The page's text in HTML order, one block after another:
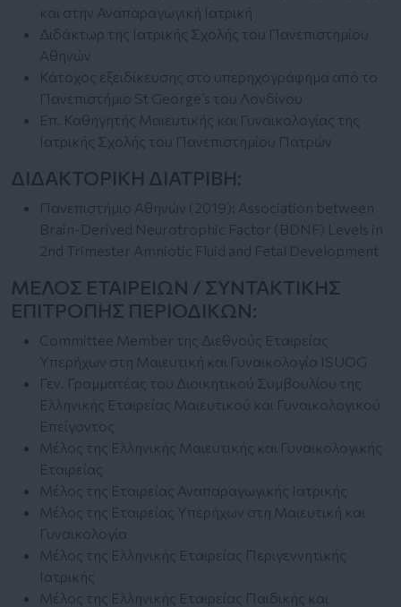
και στην Αναπαραγωγική Ιατρική
Διδάκτωρ της Ιατρικής Σχολής του Πανεπιστημίου
Αθηνών
Κάτοχος εξειδίκευσης στο υπερηχογράφημα από το
Πανεπιστήμιο St George’s του Λονδίνου
Επ. Καθηγητής Μαιευτικής και Γυναικολογίας της
Ιατρικής Σχολής του Πανεπιστημίου Πατρών
ΔΙΔΑΚΤΟΡΙΚΗ ΔΙΑΤΡΙΒΗ:
Πανεπιστήμιο Αθηνών (2019): Association between
Brain-Derived Neurotrophic Factor (BDNF) Levels in
2nd Trimester Amniotic Fluid and Fetal Development
ΜΕΛΟΣ ΕΤΑΙΡΕΙΩΝ / ΣΥΝΤΑΚΤΙΚΗΣ
ΕΠΙΤΡΟΠΗΣ ΠΕΡΙΟΔΙΚΩΝ:
Committee Member της Διεθνούς Εταιρείας
Υπερήχων στη Μαιευτική και Γυναικολογία ISUOG
Γεν. Γραμματέας του Διοικητικού Συμβουλίου της
Ελληνικής Εταιρείας Μαιευτικού και Γυναικολογικού
Επείγοντος
Μέλος της Ελληνικής Μαιευτικής και Γυναικολογικής
Εταιρείας
Μέλος της Εταιρείας Αναπαραγωγικής Ιατρικής
Μέλος της Εταιρείας Υπερήχων στη Μαιευτική και
Γυναικολογία
Μέλος της Ελληνικής Εταιρείας Περιγεννητικής
Ιατρικής
Μέλος της Ελληνικής Εταιρείας Παιδικής και